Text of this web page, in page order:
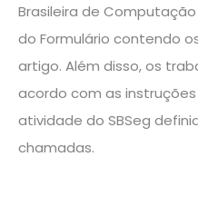
Brasileira de
do Formulário contendo
artigo. Além disso, os
acordo com as
atividade do SBSeg
chamadas.